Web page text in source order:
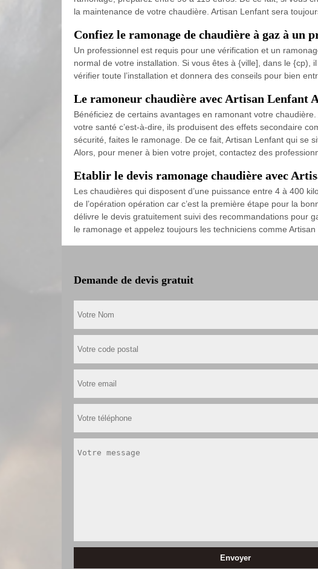
la maintenance de votre chaudière. Artisan Lenfant sera
Confiez le ramonage de chaudière à gaz à un
Un professionnel est requis pour une vérification et un
normal de votre installation. Si vous êtes à {ville], dans le
vérifier toute l’installation et donnera des conseils pour bien
Le ramoneur chaudière avec Artisan Lenfant
Bénéficiez de certains avantages en ramonant votre
votre santé c’est-à-dire, ils produisent des effets secondaire
sécurité, faites le ramonage. De ce fait, Artisan Lenfant qui se
Alors, pour mener à bien votre projet, contactez des
Etablir le devis ramonage chaudière avec
Les chaudières qui disposent d’une puissance entre 4 à 400
de l’opération opération car c’est la première étape pour la
délivre le devis gratuitement suivi des recommandations pour
le ramonage et appelez toujours les techniciens comme
Demande de devis gratuit